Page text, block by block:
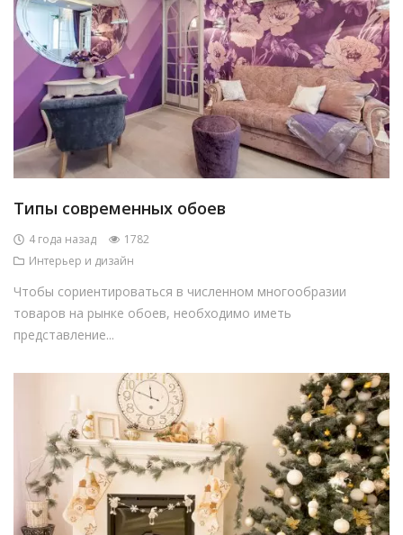
Типы современных обоев
4 года назад
1782
Интерьер и дизайн
Чтобы сориентироваться в численном многообразии
товаров на рынке обоев, необходимо иметь
представление...